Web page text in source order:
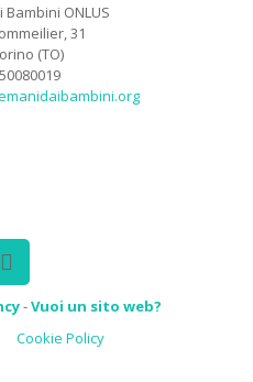
ONLUS
31
(TO)
-Vuoi un sito web?
Cookie Policy